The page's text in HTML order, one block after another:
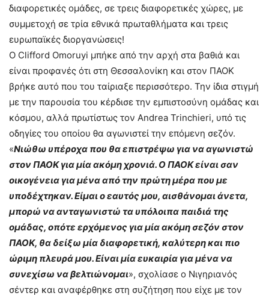
διαφορετικές ομάδες, σε τρεις διαφορετικές χώρες, με
συμμετοχή σε τρία εθνικά πρωταθλήματα και τρεις
ευρωπαϊκές διοργανώσεις!
Ο Clifford Omoruyi μπήκε από την αρχή στα βαθιά και
είναι προφανές ότι στη Θεσσαλονίκη και στον ΠΑΟΚ
βρήκε αυτό που του ταίριαξε περισσότερο. Την ίδια στιγμή
με την παρουσία του κέρδισε την εμπιστοσύνη ομάδας και
κόσμου, αλλά πρωτίστως τον Andrea Trinchieri, υπό τις
οδηγίες του οποίου θα αγωνιστεί την επόμενη σεζόν.
«Νιώθω υπέροχα που θα επιστρέψω για να αγωνιστώ
στον ΠΑΟΚ για μία ακόμη χρονιά. Ο ΠΑΟΚ είναι σαν
οικογένεια για μένα από την πρώτη μέρα που με
υποδέχτηκαν. Είμαι ο εαυτός μου, αισθάνομαι άνετα,
μπορώ να ανταγωνιστώ τα υπόλοιπα παιδιά της
ομάδας, οπότε ερχόμενος για μία ακόμη σεζόν στον
ΠΑΟΚ, θα δείξω μία διαφορετική, καλύτερη και πιο
ώριμη πλευρά μου. Είναι μία ευκαιρία για μένα να
συνεχίσω να βελτιώνομαι», σχολίασε ο Νιγηριανός
σέντερ και αναφέρθηκε στη συζήτηση που είχε με τον